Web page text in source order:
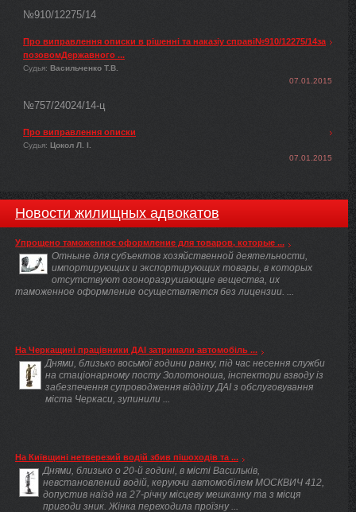
№910/12275/14
Про виправлення описки в рішенні та наказіу справі№910/12275/14за
позовомДержавного ...
Судья: Васильченко Т.В.
07.01.2015
№757/24024/14-ц
Про виправлення описки
Судья: Цокол Л. І.
07.01.2015
Новости жилищных адвокатов
Упрощено таможенное оформление для товаров, которые ...
Отныне для субъектов хозяйственной деятельности,
импортирующих и экспортирующих товары, в которых
отсутствуют озоноразрушающие вещества, их
таможенное оформление осуществляется без лицензии. ...
На Черкащині працівники ДАІ затримали автомобіль ...
Днями, близько восьмої години ранку, під час несення служби
на стаціонарному посту Золотоноша, інспектори взводу із
забезпечення супроводження відділу ДАІ з обслуговування
міста Черкаси, зупинили ...
На Київщині нетверезий водій збив пішоходів та ...
Днями, близько о 20-й годині, в місті Васильків,
невстановлений водій, керуючи автомобілем МОСКВИЧ 412,
допустив наїзд на 27-річну місцеву мешканку та з місця
пригоди зник. Жінка переходила проїзну ...